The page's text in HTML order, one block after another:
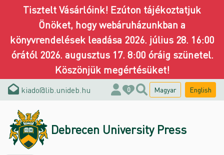
Tisztelt Vásárlóink! Ezúton tájékoztatjuk
Önöket, hogy webáruházunkban a
könyvrendelések leadása 2026. július 28. 16:00
órától 2026. augusztus 17. 8:00 óráig szünetel.
Köszönjük megértésüket!
kiado@lib.unideb.hu 0 Magyar English
Debrecen University Press